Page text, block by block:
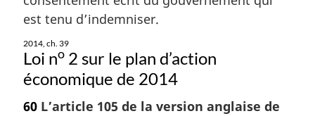
a
e
:
est tenu d’indemniser.
2014, ch. 39
Loi no 2 sur le plan d’action
économique de 2014
60 L’article 105 de la version anglaise de